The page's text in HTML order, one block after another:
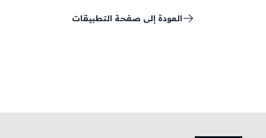
العودة إلى صفحة التطبيقات